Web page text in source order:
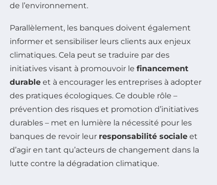
de l’environnement.
Parallèlement, les banques doivent également
informer et sensibiliser leurs clients aux enjeux
climatiques. Cela peut se traduire par des
initiatives visant à promouvoir le financement
durable et à encourager les entreprises à adopter
des pratiques écologiques. Ce double rôle –
prévention des risques et promotion d’initiatives
durables – met en lumière la nécessité pour les
banques de revoir leur responsabilité sociale et
d’agir en tant qu’acteurs de changement dans la
lutte contre la dégradation climatique.